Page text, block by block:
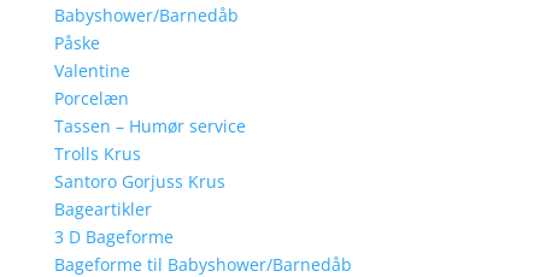
Babyshower/Barnedåb
Påske
Valentine
Porcelæn
Tassen – Humør service
Trolls Krus
Santoro Gorjuss Krus
Bageartikler
3 D Bageforme
Bageforme til Babyshower/Barnedåb